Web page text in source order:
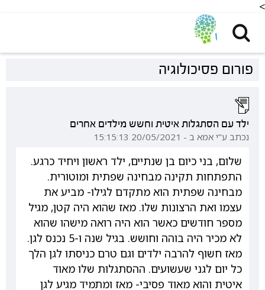
<
פורום פסיכולוגיה
ילד עם הסתגלות איטית וחשש מילדים אחרים
נכתב ע"י אמא ב - 20/05/2021 15:15:13
שלום, בני כיום בן שנתיים, ילד ראשון ויחיד כרגע.
התפתחות תקינה מבחינה שפתית ומוטורית.
מבחינה שפתית הוא מתקדם לגילו- מביע את
עצמו ואת הרצונות שלו. מאז שהוא היה קטן, מגיל
מספר חודשים כאשר הוא היה רואה מישהו שהוא
לא מכיר היה בוהה וחושש. בגיל שנה ו-5 נכנס לגן.
מאז חשוף להרבה ילדים וגם טרם כניסתו לגן הלך
כל יום לגני שעשועים. ההסתגלות שלו מאוד
איטית והוא מאוד פסיבי- מאז ומתמיד מגיע לגן